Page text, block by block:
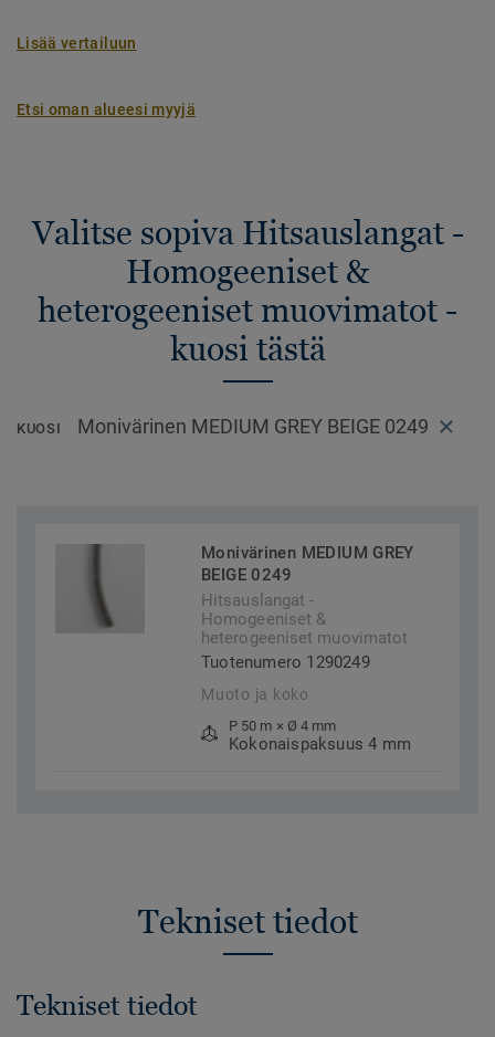
Lisää vertailuun
Etsi oman alueesi myyjä
Valitse sopiva Hitsauslangat -
Homogeeniset &
heterogeeniset muovimatot -
kuosi tästä
KUOSI Monivärinen MEDIUM GREY BEIGE 0249
Monivärinen MEDIUM GREY
BEIGE 0249
Hitsauslangat -
Homogeeniset &
heterogeeniset muovimatot
Tuotenumero 1290249
Muoto ja koko
P 50 m × Ø 4 mm
Kokonaispaksuus 4 mm
Tekniset tiedot
Tekniset tiedot